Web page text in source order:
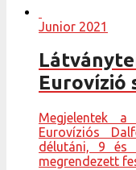
Junior 2021
Eurovízió
Megjelentek
Eurovíziós
délutáni, 9 és
megrendezett